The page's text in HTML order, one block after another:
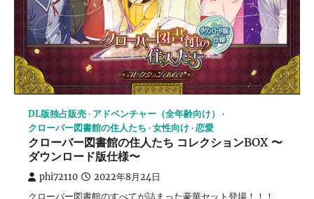
DL版独占販売
アドベンチャー（全年齢向け）
クローバー図書館の住人たち
女性向け 恋愛
クローバー図書館の住人たち コレクションBOX 〜
ダウンロード版仕様〜
phi72110 2022年8月24日
クローバー図書館のすべてが詰まった豪華セット登場！！！